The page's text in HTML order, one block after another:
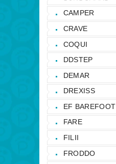
CAMPER
CRAVE
COQUI
DDSTEP
DEMAR
DREXISS
EF BAREFOOT
FARE
FILII
FRODDO